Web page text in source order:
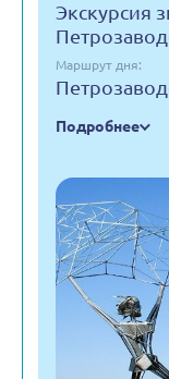
Экскурсия
Маршрут дня:
Подробнее